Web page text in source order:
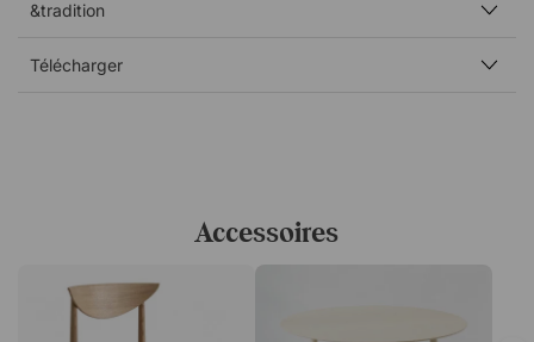
&tradition
Télécharger
Accessoires